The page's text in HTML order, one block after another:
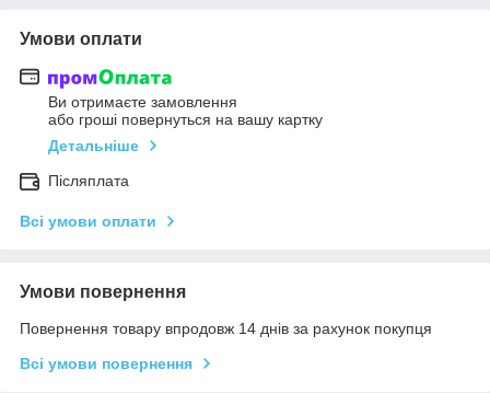
Умови оплати
Ви отримаєте замовлення
або гроші повернуться на вашу картку
Детальніше
Післяплата
Всі умови оплати
Умови повернення
Повернення товару впродовж 14 днів за рахунок покупця
Всі умови повернення